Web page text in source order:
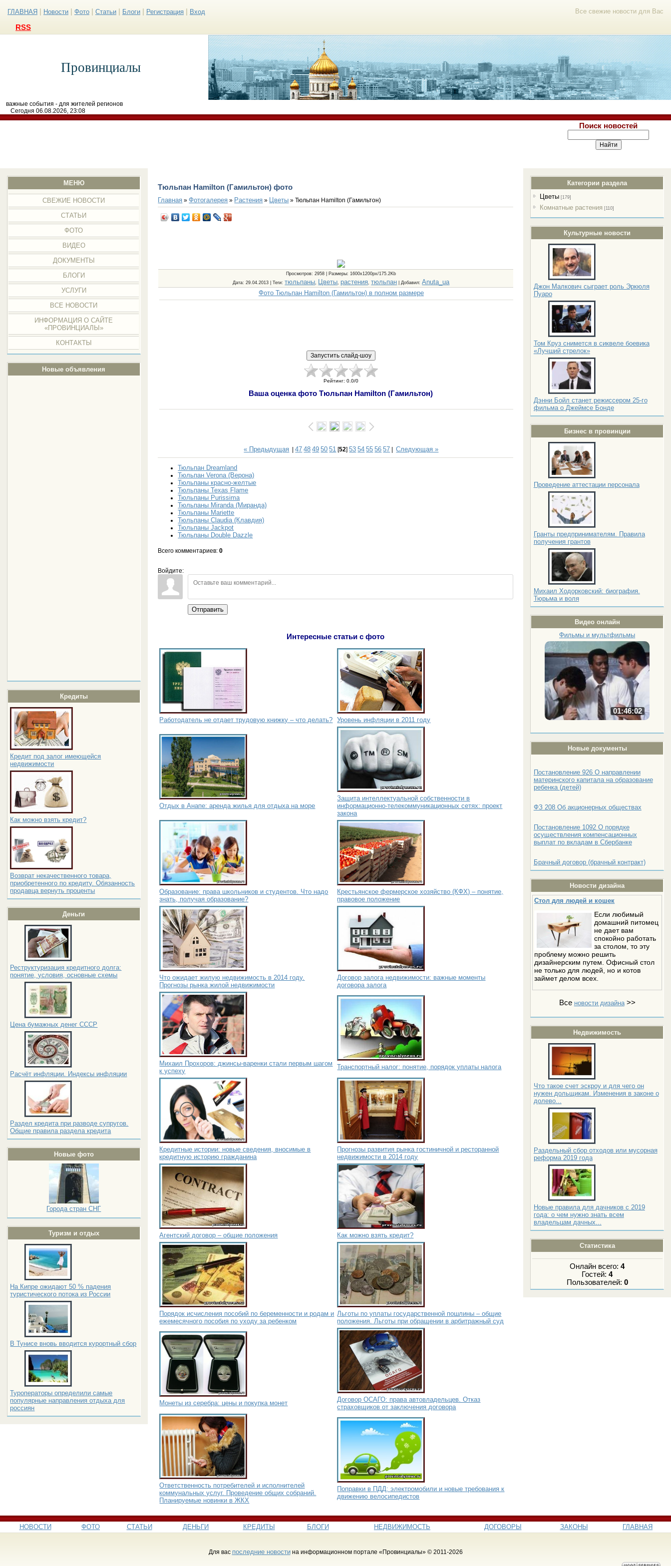
Все свежие новости для Вас
ГЛАВНАЯ Новости Фото Статьи Блоги Регистрация Вход
RSS
Провинциалы
важные события - для жителей регионов
Сегодня 06.08.2026, 23:08
Поиск новостей
МЕНЮ
СВЕЖИЕ НОВОСТИ
СТАТЬИ
ФОТО
ВИДЕО
ДОКУМЕНТЫ
БЛОГИ
УСЛУГИ
ВСЕ НОВОСТИ
ИНФОРМАЦИЯ О САЙТЕ
«ПРОВИНЦИАЛЫ»
КОНТАКТЫ
Новые объявления
Кредиты
Кредит под залог имеющейся
недвижимости
Как можно взять кредит?
Возврат некачественного товара,
приобретенного по кредиту. Обязанность
продавца вернуть проценты
Деньги
Реструктуризация кредитного долга:
понятие, условия, основные схемы
Цена бумажных денег СССР
Расчёт инфляции. Индексы инфляции
Раздел кредита при разводе супругов.
Общие правила раздела кредита
Новые фото
Города стран СНГ
Туризм и отдых
На Кипре ожидают 50 % падения
туристического потока из России
В Тунисе вновь вводится курортный сбор
Туроператоры определили самые
популярные направления отдыха для
россиян
Категории раздела
Цветы [179]
Комнатные растения [110]
Культурные новости
Джон Малкович сыграет роль Эркюля
Пуаро
Том Круз снимется в сиквеле боевика
«Лучший стрелок»
Дэнни Бойл станет режиссером 25-го
фильма о Джеймсе Бонде
Бизнес в провинции
Проведение аттестации персонала
Гранты предпринимателям. Правила
получения грантов
Михаил Ходорковский: биография.
Тюрьма и воля
Видео онлайн
Фильмы и мультфильмы
01:46:02
Новые документы
Постановление 926 О направлении
материнского капитала на образование
ребенка (детей)
ФЗ 208 Об акционерных обществах
Постановление 1092 О порядке
осуществления компенсационных
выплат по вкладам в Сбербанке
Брачный договор (брачный контракт)
Новости дизайна
Стол для людей и кошек
Если любимый
домашний питомец
не дает вам
спокойно работать
за столом, то эту
проблему можно решить
дизайнерским путем. Офисный стол
не только для людей, но и котов
займет делом всех.
Все новости дизайна>>
Недвижимость
Что такое счет эскроу и для чего он
нужен дольщикам. Изменения в законе о
долево...
Раздельный сбор отходов или мусорная
реформа 2019 года
Новые правила для дачников с 2019
года: о чем нужно знать всем
владельцам дачных...
Статистика
Онлайн всего:4
Гостей:4
Пользователей: 0
Тюльпан Hamilton (Гамильтон) фото
Главная »Фотогалерея » Растения » Цветы » Тюльпан Hamilton (Гамильтон)
Просмотров: 2958 | Размеры: 1600x1200px/175.2Kb
Дата: 29.04.2013 |Теги:тюльпаны Цветы растения ,тюльпан Добавил:Anuta_ua
Фото Тюльпан Hamilton (Гамильтон) в полном размере
Рейтинг: 0.0/0
Ваша оценка фото Тюльпан Hamilton (Гамильтон)
« Предыдущая |47 48 49 50 51 [52]53 54 55 56 57 |Следующая »
Тюльпан Dreamland
Тюльпан Verona (Верона)
Тюльпаны красно-желтые
Тюльпаны Texas Flame
Тюльпаны Purissima
Тюльпаны Miranda (Миранда)
Тюльпаны Mariette
Тюльпаны Claudia (Клавдия)
Тюльпаны Jackpot
Тюльпаны Double Dazzle
Всего комментариев:0
Войдите:
Отправить
Интересные статьи с фото
Работодатель не отдает трудовую книжку – что делать? Уровень инфляции в 2011 году
Отдых в Анапе: аренда жилья для отдыха на море
Защита интеллектуальной собственности в
информационно-телекоммуникационных сетях: проект
закона
Образование: права школьников и студентов. Что надо
знать, получая образование?
Крестьянское фермерское хозяйство (КФХ) – понятие,
правовое положение
Что ожидает жилую недвижимость в 2014 году.
Прогнозы рынка жилой недвижимости
Договор залога недвижимости: важные моменты
договора залога
Михаил Прохоров: джинсы-варенки стали первым шагом
к успеху
Транспортный налог: понятие, порядок уплаты налога
Кредитные истории: новые сведения, вносимые в
кредитную историю гражданина
Прогнозы развития рынка гостиничной и ресторанной
недвижимости в 2014 году
Агентский договор – общие положения Как можно взять кредит?
Порядок исчисления пособий по беременности и родам и
ежемесячного пособия по уходу за ребенком
Льготы по уплаты государственной пошлины – общие
положения. Льготы при обращении в арбитражный суд
Монеты из серебра: цены и покупка монет
Договор ОСАГО: права автовладельцев. Отказ
страховщиков от заключения договора
Ответственность потребителей и исполнителей
коммунальных услуг. Проведение общих собраний.
Планируемые новинки в ЖКХ
Поправки в ПДД: электромобили и новые требования к
движению велосипедистов
НОВОСТИ ФОТО СТАТЬИ ДЕНЬГИ КРЕДИТЫ БЛОГИ НЕДВИЖИМОСТЬ ДОГОВОРЫ ЗАКОНЫ ГЛАВНАЯ
Для вас последние новостина информационном портале «Провинциалы» © 2011-2026